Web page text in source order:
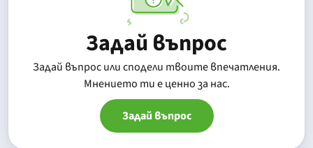
Задай въпрос
Задай въпрос или сподели твоите впечатления.
Mнението ти е ценно за нас.
Задай въпрос